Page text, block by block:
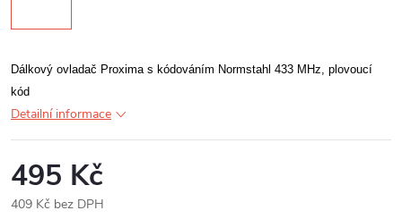
Dálkový ovladač Proxima s kódováním Normstahl 433 MHz, plovoucí
kód
Detailní informace
495 Kč
409 Kč bez DPH